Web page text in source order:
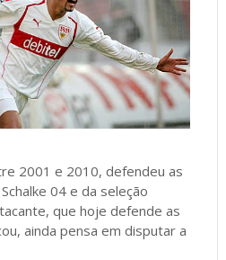
2001 e 2010, defendeu as
04 e da seleção
que hoje defende as
ainda pensa em disputar a